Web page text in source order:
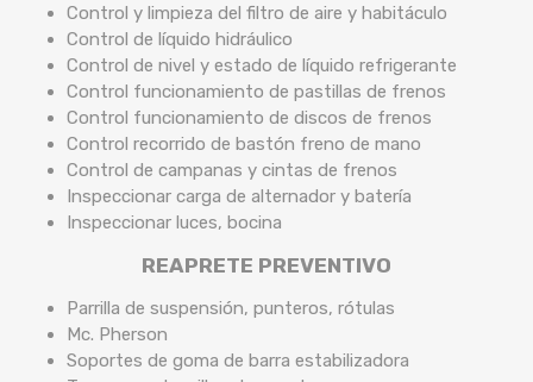
Control y limpieza del filtro de aire y habitáculo
Control de líquido hidráulico
Control de nivel y estado de líquido refrigerante
Control funcionamiento de pastillas de frenos
Control funcionamiento de discos de frenos
Control recorrido de bastón freno de mano
Control de campanas y cintas de frenos
Inspeccionar carga de alternador y batería
Inspeccionar luces, bocina
REAPRETE PREVENTIVO
Parrilla de suspensión, punteros, rótulas
Mc. Pherson
Soportes de goma de barra estabilizadora